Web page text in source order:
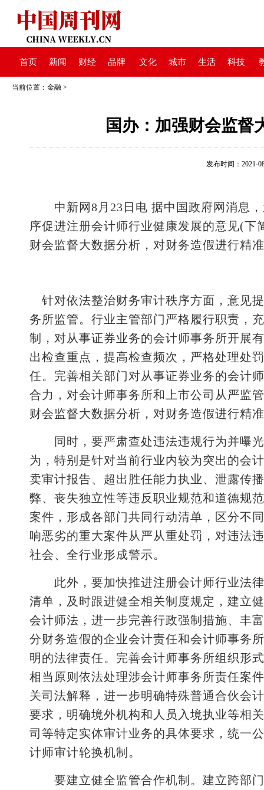
首页 新闻 财经 品牌 文化 城市 生活 科技
当前位置： 金融 >
国办：加强财会监督
发布时间：2021-
中新网8月23日电 据中国政府网消息，
序促进注册会计师行业健康发展的意见(
财会监督大数据分析，对财务造假进行精
针对依法整治财务审计秩序方面，意见
务所监管。行业主管部门严格履行职责，
制，对从事证券业务的会计师事务所开展
出检查重点，提高检查频次，严格处理处
任。完善相关部门对从事证券业务的会计
合力，对会计师事务所和上市公司从严监
财会监督大数据分析，对财务造假进行精
同时，要严肃查处违法违规行为并曝光
为，特别是针对当前行业内较为突出的会
卖审计报告、超出胜任能力执业、泄露传
弊、丧失独立性等违反职业规范和道德规
案件，形成各部门共同行动清单，区分不
响恶劣的重大案件从严从重处罚，对违法
社会、全行业形成警示。
此外，要加快推进注册会计师行业法律
清单，及时跟进健全相关制度规定，建立
会计师法，进一步完善行政强制措施、丰
分财务造假的企业会计责任和会计师事务
明的法律责任。完善会计师事务所组织形
相当原则依法处理涉会计师事务所责任案
关司法解释，进一步明确特殊普通合伙会
要求，明确境外机构和人员入境执业等相
司等特定实体审计业务的具体要求，统一
计师审计轮换机制。
要建立健全监管合作机制。建立跨部门